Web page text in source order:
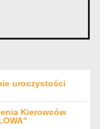
uroczystości
Kierowców